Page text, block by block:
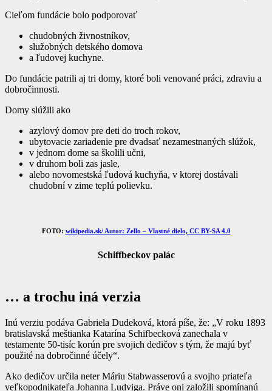
Cieľom fundácie bolo podporovať
chudobných živnostníkov,
služobných detského domova
a ľudovej kuchyne.
Do fundácie patrili aj tri domy, ktoré boli venované práci, zdraviu a
dobročinnosti.
Domy slúžili ako
azylový domov pre deti do troch rokov,
ubytovacie zariadenie pre dvadsať nezamestnaných slúžok,
v jednom dome sa školili učni,
v druhom boli zas jasle,
alebo novomestská ľudová kuchyňa, v ktorej dostávali
chudobní v zime teplú polievku.
FOTO: wikipedia.sk/ Autor: Zello – Vlastné dielo, CC BY-SA 4.0
Schiffbeckov palác
… a trochu iná verzia
Inú verziu podáva Gabriela Dudeková, ktorá píše, že: „V roku 1893
bratislavská meštianka Katarína Schifbecková zanechala v
testamente 50-tisíc korún pre svojich dedičov s tým, že majú byť
použité na dobročinné účely“.
Ako dedičov určila neter Máriu Stabwasserovú a svojho priateľa
veľkopodnikateľa Johanna Ludviga. Práve oni založili spomínanú